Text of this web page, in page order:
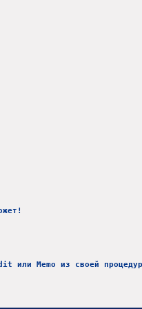
или Memo из своей